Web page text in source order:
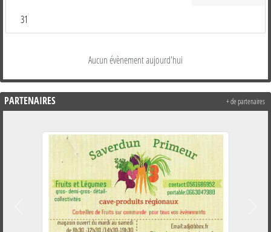
31
Aucun évènement aujourd'hui
PARTENAIRES + de partenaires